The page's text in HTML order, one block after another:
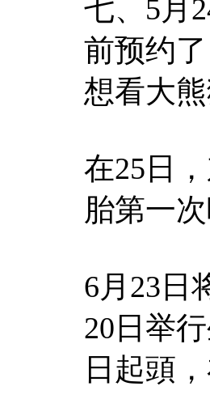
七、5月
前预约
想看大
在25日
胎第一
6月23日
20日举
日起頭